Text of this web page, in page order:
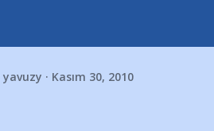
yavuzy Kasım 30, 2010